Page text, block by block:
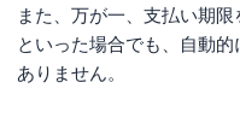
また、万が一、支払い期
といった場合でも、自動
ありません。